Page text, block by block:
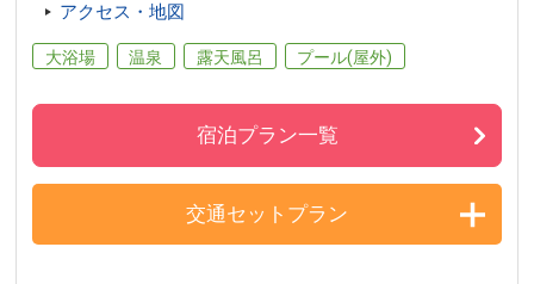
アクセス・地図
大浴場 温泉 露天風呂 プール(屋外)
宿泊プラン一覧
交通セットプラン